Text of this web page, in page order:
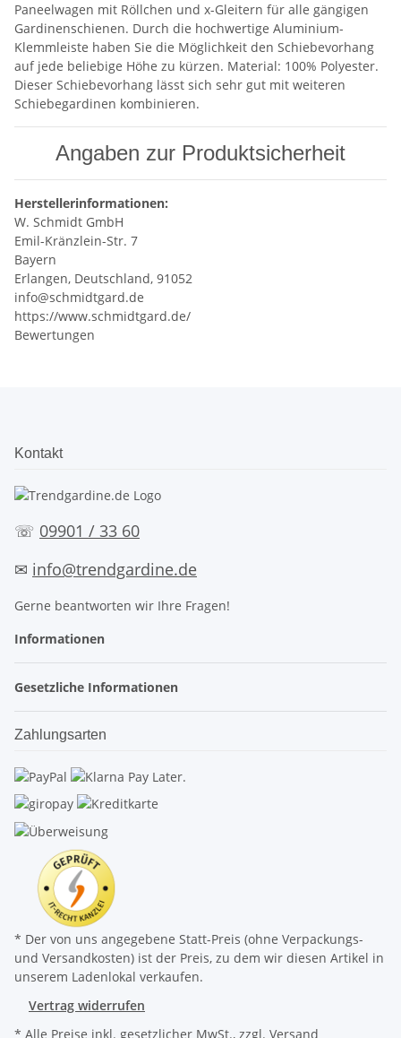
Paneelwagen mit Röllchen und x-Gleitern für alle gängigen
Gardinenschienen. Durch die hochwertige Aluminium-
Klemmleiste haben Sie die Möglichkeit den Schiebevorhang
auf jede beliebige Höhe zu kürzen. Material: 100% Polyester.
Dieser Schiebevorhang lässt sich sehr gut mit weiteren
Schiebegardinen kombinieren.
Angaben zur Produktsicherheit
Herstellerinformationen:
W. Schmidt GmbH
Emil-Kränzlein-Str. 7
Bayern
Erlangen, Deutschland, 91052
info@schmidtgard.de
https://www.schmidtgard.de/
Bewertungen
Kontakt
☏ 09901 / 33 60
✉ info@trendgardine.de
Gerne beantworten wir Ihre Fragen!
Informationen
Gesetzliche Informationen
Zahlungsarten
* Der von uns angegebene Statt-Preis (ohne Verpackungs-
und Versandkosten) ist der Preis, zu dem wir diesen Artikel in
unserem Ladenlokal verkaufen.
Vertrag widerrufen
* Alle Preise inkl. gesetzlicher MwSt., zzgl. Versand